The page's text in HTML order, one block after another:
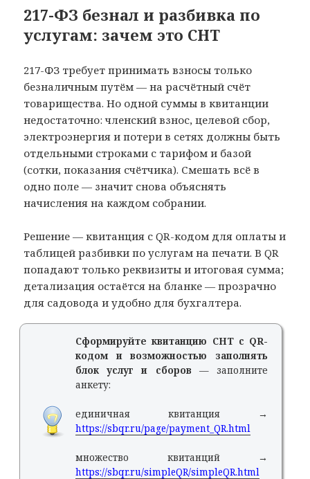
217-ФЗ безнал и разбивка по
услугам: зачем это СНТ
217-ФЗ требует принимать взносы только
безналичным путём — на расчётный счёт
товарищества. Но одной суммы в квитанции
недостаточно: членский взнос, целевой сбор,
электроэнергия и потери в сетях должны быть
отдельными строками с тарифом и базой
(сотки, показания счётчика). Смешать всё в
одно поле — значит снова объяснять
начисления на каждом собрании.
Решение — квитанция с QR-кодом для оплаты и
таблицей разбивки по услугам на печати. В QR
попадают только реквизиты и итоговая сумма;
детализация остаётся на бланке — прозрачно
для садовода и удобно для бухгалтера.
Сформируйте квитанцию СНТ с QR-
кодом и возможностью заполнять
блок услуг и сборов — заполните
анкету:
единичная квитанция →
https://sbqr.ru/page/payment_QR.html
множество квитанций →
https://sbqr.ru/simpleQR/simpleQR.html